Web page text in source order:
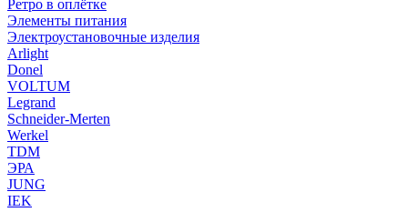
Ретро в оплётке
Элементы питания
Электроустановочные изделия
Arlight
Donel
VOLTUM
Legrand
Schneider-Merten
Werkel
TDM
ЭРА
JUNG
IEK